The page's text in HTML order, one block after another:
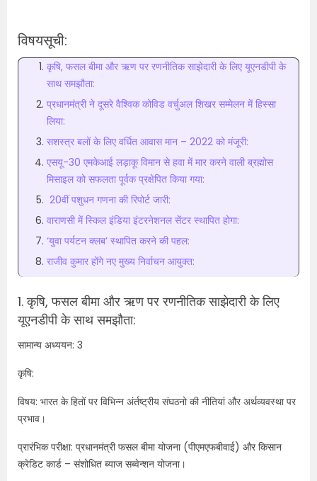
विषयसूची:
कृषि, फसल बीमा और ऋण पर रणनीतिक साझेदारी के लिए यूएनडीपी के
साथ समझौता:
प्रधानमंत्री ने दूसरे वैश्विक कोविड वर्चुअल शिखर सम्मेलन में हिस्सा
लिया:
सशस्त्र बलों के लिए वर्धित आवास मान – 2022 को मंजूरी:
एसयू-30 एमकेआई लड़ाकू विमान से हवा में मार करने वाली ब्रह्मोस
मिसाइल को सफलता पूर्वक प्रक्षेपित किया गया:
20वीं पशुधन गणना की रिपोर्ट जारी:
वाराणसी में स्किल इंडिया इंटरनेशनल सेंटर स्थापित होगा:
‘युवा पर्यटन क्लब’ स्थापित करने की पहल:
राजीव कुमार होंगे नए मुख्य निर्वाचन आयुक्त:
1. कृषि, फसल बीमा और ऋण पर रणनीतिक साझेदारी के लिए
यूएनडीपी के साथ समझौता:
सामान्य अध्ययन: 3
कृषि:
विषय: भारत के हितों पर विभिन्न अंर्तष्ट्रीय संघठनो की नीतियां और अर्थव्यवस्था पर
प्रभाव।
प्रारंभिक परीक्षा: प्रधानमंत्री फसल बीमा योजना (पीएमएफबीवाई) और किसान
क्रेडिट कार्ड – संशोधित ब्याज सब्वेन्शन योजना।